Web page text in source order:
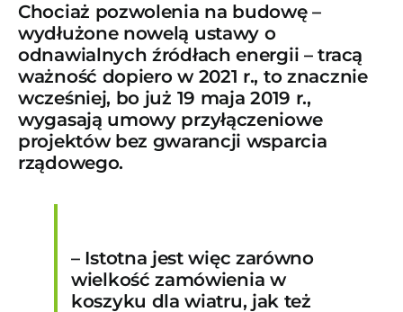
Chociaż pozwolenia na budowę –
wydłużone nowelą ustawy o
odnawialnych źródłach energii – tracą
ważność dopiero w 2021 r., to znacznie
wcześniej, bo już 19 maja 2019 r.,
wygasają umowy przyłączeniowe
projektów bez gwarancji wsparcia
rządowego.
– Istotna jest więc zarówno
wielkość zamówienia w
koszyku dla wiatru, jak też